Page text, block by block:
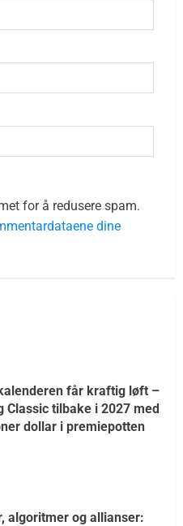
for å redusere spam.
dine
får kraftig løft –
Classic tilbake i 2027 med
dollar i premiepotten
algoritmer og allianser: